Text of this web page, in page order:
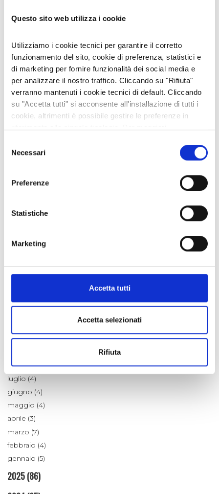
Questo sito web utilizza i cookie
Utilizziamo i cookie tecnici per garantire il corretto
funzionamento del sito, cookie di preferenza, statistici e
di marketing per fornire funzionalità dei social media e
per analizzare il nostro traffico. Cliccando su "Rifiuta"
verranno mantenuti i cookie tecnici di default. Cliccando
su "Accetta tutti" si acconsente all'installazione di tutti i
cookie, altrimenti è possibile gestire le preferenze in
delNecessari
Preferenze
Statistiche
Marketing
Accetta tutti
Accetta selezionati
Rifiuta
CATEGORIE
#ARCHIVIO NEWSLETTERS
Cultura e Territorio
Enogastronomia
Notizie dalle Aziende
Scienza e Ambiente
Un po' di Storia
ARCHIVIO
agosto (1)
luglio (4)
giugno (4)
maggio (4)
aprile (3)
marzo (7)
febbraio (4)
gennaio (5)
2025(86)